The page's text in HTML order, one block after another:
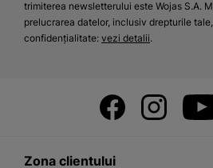
trimiterea newsletterului este Wojas S.A.
prelucrarea datelor, inclusiv drepturile
confidențialitate: vezi detalii.
Zona clientului